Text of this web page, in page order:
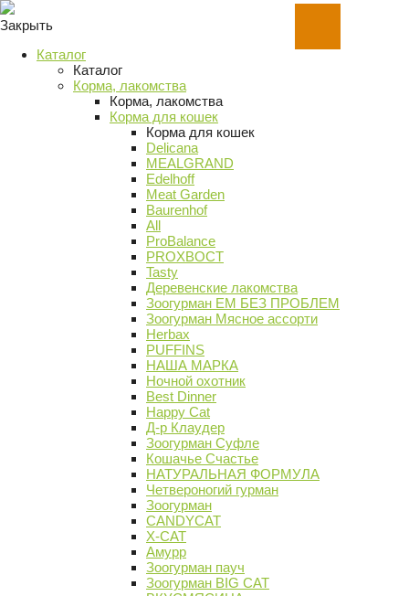
Закрыть
Каталог
Каталог
Корма, лакомства
Корма, лакомства
Корма для кошек
Корма для кошек
Delicana
MEALGRAND
Edelhoff
Meat Garden
Baurenhof
All
ProBalance
PROХВОСТ
Tasty
Деревенские лакомства
Зоогурман ЕМ БЕЗ ПРОБЛЕМ
Зоогурман Мясное ассорти
Herbax
PUFFINS
НАША МАРКА
Ночной охотник
Best Dinner
Happy Cat
Д-р Клаудер
Зоогурман Суфле
Кошачье Счастье
НАТУРАЛЬНАЯ ФОРМУЛА
Четвероногий гурман
Зоогурман
CANDYCAT
X-CAT
Амурр
Зоогурман пауч
Зоогурман BIG CAT